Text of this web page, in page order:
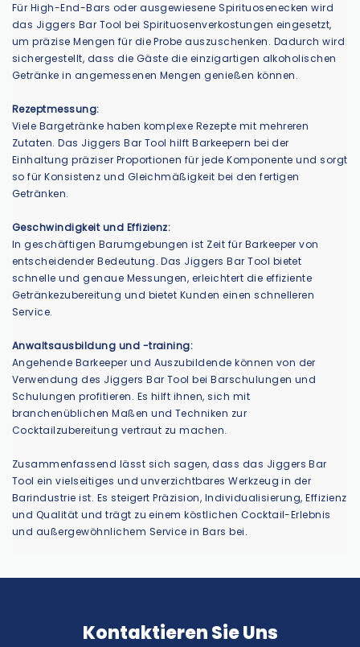
Für High-End-Bars oder ausgewiesene Spirituosenecken wird
das Jiggers Bar Tool bei Spirituosenverkostungen eingesetzt,
um präzise Mengen für die Probe auszuschenken. Dadurch wird
sichergestellt, dass die Gäste die einzigartigen alkoholischen
Getränke in angemessenen Mengen genießen können.
Rezeptmessung:
Viele Bargetränke haben komplexe Rezepte mit mehreren
Zutaten. Das Jiggers Bar Tool hilft Barkeepern bei der
Einhaltung präziser Proportionen für jede Komponente und sorgt
so für Konsistenz und Gleichmäßigkeit bei den fertigen
Getränken.
Geschwindigkeit und Effizienz:
In geschäftigen Barumgebungen ist Zeit für Barkeeper von
entscheidender Bedeutung. Das Jiggers Bar Tool bietet
schnelle und genaue Messungen, erleichtert die effiziente
Getränkezubereitung und bietet Kunden einen schnelleren
Service.
Anwaltsausbildung und -training:
Angehende Barkeeper und Auszubildende können von der
Verwendung des Jiggers Bar Tool bei Barschulungen und
Schulungen profitieren. Es hilft ihnen, sich mit
branchenüblichen Maßen und Techniken zur
Cocktailzubereitung vertraut zu machen.
Zusammenfassend lässt sich sagen, dass das Jiggers Bar
Tool ein vielseitiges und unverzichtbares Werkzeug in der
Barindustrie ist. Es steigert Präzision, Individualisierung, Effizienz
und Qualität und trägt zu einem köstlichen Cocktail-Erlebnis
und außergewöhnlichem Service in Bars bei.
Kontaktieren Sie Uns